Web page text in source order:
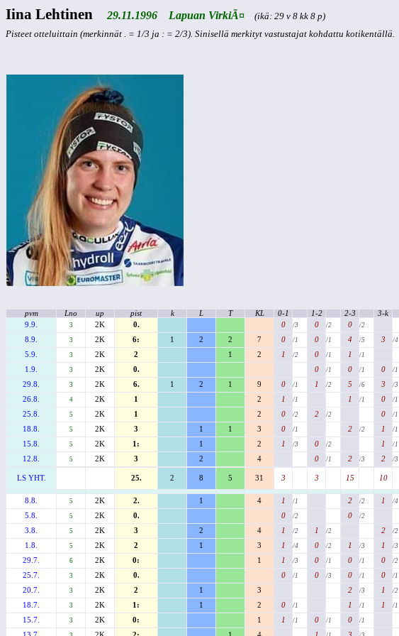
Iina Lehtinen29.11.1996 Lapuan VirkiÃ¤
(ikä: 29 v 8 kk 8 p)
Pisteet otteluittain (merkinnät . = 1/3 ja : = 2/3). Sinisellä merkityt vastustajat kohdattu kotikentällä.
pvm Lno up pist k L T KL 0-1 1-2 2-3 3-k
9.9.
3 2K 0. 0 /3 0 /2 0 /2
8.9.
3 2K 6: 1 2 2 7 0 /1 0 /1 4 /5 3 /4
5.9.
3 2K 2 1 2 1 /2 0 /1 1 /1
1.9.
3 2K 0. 0 /1 0 /1 0 /1
29.8.
3 2K 6. 1 2 1 9 0 /1 1 /2 5 /6 3 /3
26.8.
4 2K 1 2 1 /1 1 /1 0 /1
25.8.
5 2K 1 2 0 /2 2 /2 0 /1
18.8.
5 2K 3 1 1 3 0 /1 2 /2 1 /1
15.8.
5 2K 1: 1 2 1 /3 0 /2 1 /1
12.8.
5 2K 3 2 4 0 /1 2 /3 2 /3
LS YHT. 25. 2 8 5 31 3 3 15 10
8.8. 5 2K 2. 1 4 1 /1 2 /2 1 /4
5.8.
5 2K 0. 0 /2 0 /2
3.8.
5 2K 3 2 4 1 /2 1 /2 2 /2
1.8.
5 2K 2 1 3 1 /4 0 /2 1 /3 1 /3
29.7.
6 2K 0: 1 1 /3 0 /1 0 /1 0 /2
25.7.
3 2K 0. 0 /1 0 /3 0 /1 0 /1
20.7.
3 2K 2 1 3 2 /3 1 /2
18.7.
3 2K 1: 1 2 0 /1 1 /1 1 /1
15.7.
3 2K 0: 1 1 /1 0 /1 0 /1